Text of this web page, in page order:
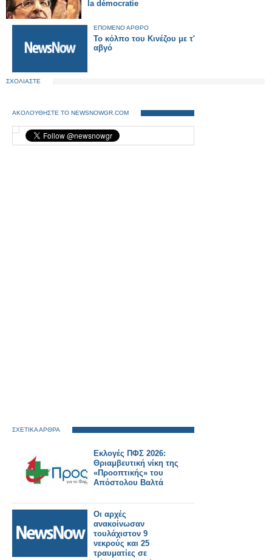
la démocratie
ΕΠΟΜΕΝΟ ΑΡΘΡΟ
Το κόλπο του Κινέζου με τ'
αβγό
ΣΧΟΛΙΑΣΤΕ
ΑΚΟΛΟΥΘΗΣΤΕ ΤΟ NEWSNOWGR.COM
ΣΧΕΤΙΚΑ ΑΡΘΡΑ
Εκλογές ΠΦΣ 2026:
Θριαμβευτική νίκη της
«Προοπτικής» του
Απόστολου Βαλτά
Οι αρχές
ανακοίνωσαν
τουλάχιστον 9
νεκρούς και 25
τραυματίες σε